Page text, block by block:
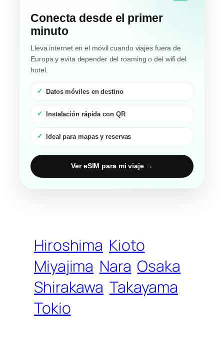
Conecta desde el primer
minuto
Lleva internet en el móvil cuando viajes fuera de
Europa y evita depender del roaming o del wifi del
hotel.
Datos móviles en destino
Instalación rápida con QR
Ideal para mapas y reservas
Ver eSIM para mi viaje →
Hiroshima Kioto
Miyajima Nara Osaka
Shirakawa Takayama
Tokio